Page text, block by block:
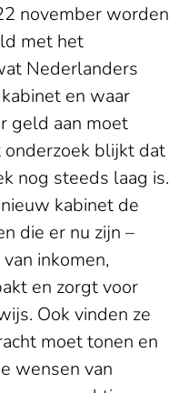
november worden
met het
Nederlanders
en waar
geld aan moet
blijkt dat
nog steeds laag is.
kabinet de
die er nu zijn –
inkomen,
en zorgt voor
Ook vinden ze
moet tonen en
wensen van